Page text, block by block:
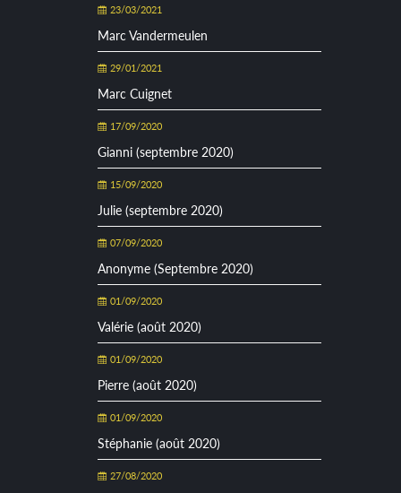
23/03/2021
Marc Vandermeulen
29/01/2021
Marc Cuignet
17/09/2020
Gianni (septembre 2020)
15/09/2020
Julie (septembre 2020)
07/09/2020
Anonyme (Septembre 2020)
01/09/2020
Valérie (août 2020)
01/09/2020
Pierre (août 2020)
01/09/2020
Stéphanie (août 2020)
27/08/2020